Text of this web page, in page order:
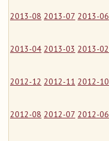
2013-08 2013-07 2013-06
2013-04 2013-03 2013-02
2012-12 2012-11 2012-10
2012-08 2012-07 2012-06